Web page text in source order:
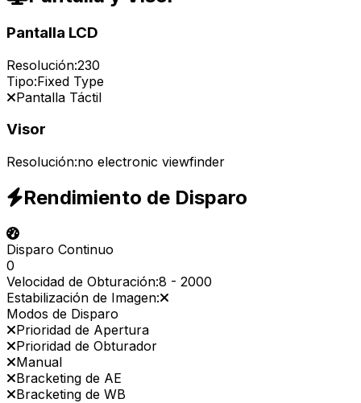
Pantalla LCD
Resolución:230
Tipo:Fixed Type
Pantalla Táctil
Visor
Resolución:no electronic viewfinder
Rendimiento de Disparo
Disparo Continuo
0
Velocidad de Obturación:8 - 2000
Estabilización de Imagen:
Modos de Disparo
Prioridad de Apertura
Prioridad de Obturador
Manual
Bracketing de AE
Bracketing de WB